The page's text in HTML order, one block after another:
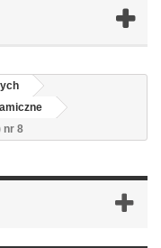
nr 8